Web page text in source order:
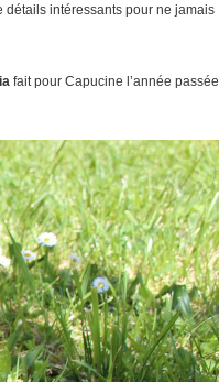
détails intéressants pour ne jamais
fait pour Capucine l’année passée.